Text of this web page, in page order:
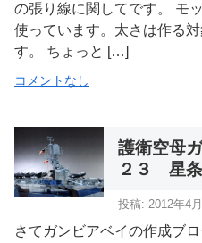
の張り線に関してです。 モ
使っています。太さは作る
す。 ちょっと […]
コメントなし
護衛空母
２３ 星
投稿: 2012年4
さてガンビアベイの作成ブ